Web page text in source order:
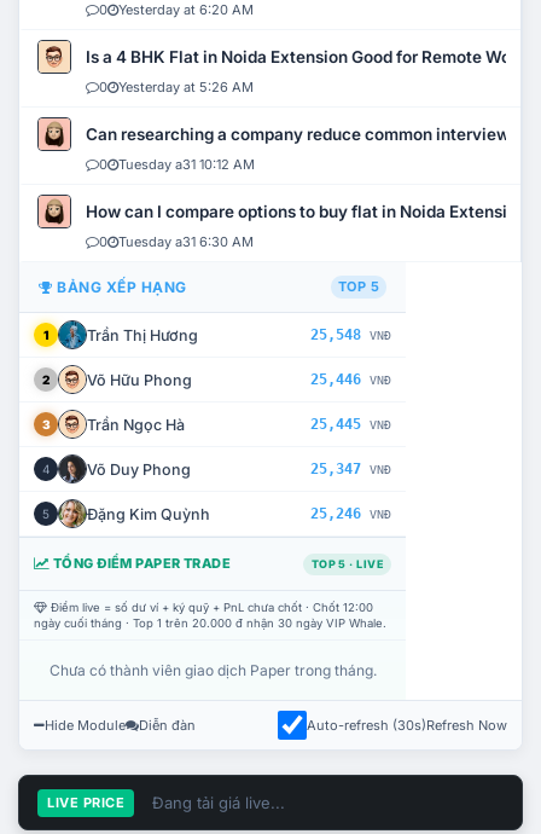
0 Yesterday at 6:20 AM
Is a 4 BHK Flat in Noida Extension Good for Remote Work?
0 Yesterday at 5:26 AM
Can researching a company reduce common interview
0 Tuesday a31 10:12 AM
How can I compare options to buy flat in Noida Extension?
0 Tuesday a31 6:30 AM
BẢNG XẾP HẠNG TOP 5
1 Trần Thị Hương 25,548 VNĐ
2 Võ Hữu Phong 25,446 VNĐ
3 Trần Ngọc Hà 25,445 VNĐ
4 Võ Duy Phong 25,347 VNĐ
5 Đặng Kim Quỳnh 25,246 VNĐ
TỔNG ĐIỂM PAPER TRADE TOP 5 · LIVE
Điểm live = số dư ví + ký quỹ + PnL chưa chốt · Chốt 12:00
ngày cuối tháng · Top 1 trên 20.000 đ nhận 30 ngày VIP Whale.
Chưa có thành viên giao dịch Paper trong tháng.
Hide Module Diễn đàn Auto-refresh (30s)Refresh Now
LIVE PRICE Đang tải giá live...